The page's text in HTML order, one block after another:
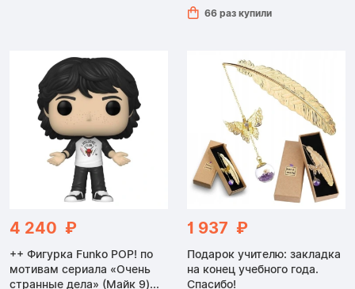
66 раз купили
4 240 ₽
++ Фигурка Funko POP! по
мотивам сериала «Очень
странные дела» (Майк 9)...
1 937 ₽
Подарок учителю: закладка
на конец учебного года.
Спасибо!